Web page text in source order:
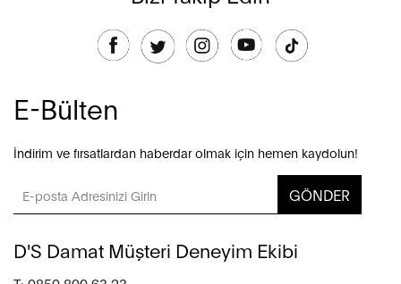
E-Bülten
İndirim ve fırsatlardan haberdar olmak için hemen kaydolun!
GÖNDER
D'S Damat Müşteri Deneyim Ekibi